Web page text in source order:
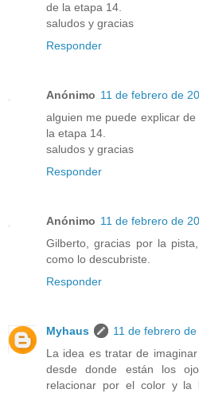
de la etapa 14.
saludos y gracias
Responder
Anónimo 11 de febrero de
alguien me puede explicar
la etapa 14.
saludos y gracias
Responder
Anónimo 11 de febrero de
Gilberto, gracias por la
como lo descubriste.
Responder
Myhaus
11 de febrero
La idea es tratar de
desde donde están los
relacionar por el color y la